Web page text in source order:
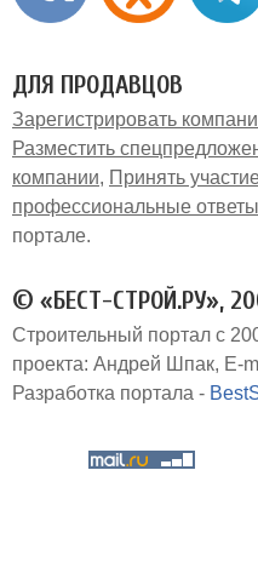
ДЛЯ ПРОДАВЦОВ
Зарегистрировать
Разместить
компании
Принять
профессиональные ответы
портале
© «БЕСТ-СТРОЙ.РУ»,
Строительный портал с
проекта: Андрей Шпак E-
Разработка портала -